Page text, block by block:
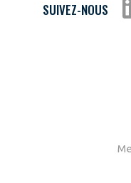
SUIVEZ-NOUS